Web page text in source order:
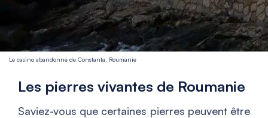
Le casino abandonné de Constanta, Roumanie
Les pierres vivantes de Roumanie
Saviez-vous que certaines pierres peuvent être